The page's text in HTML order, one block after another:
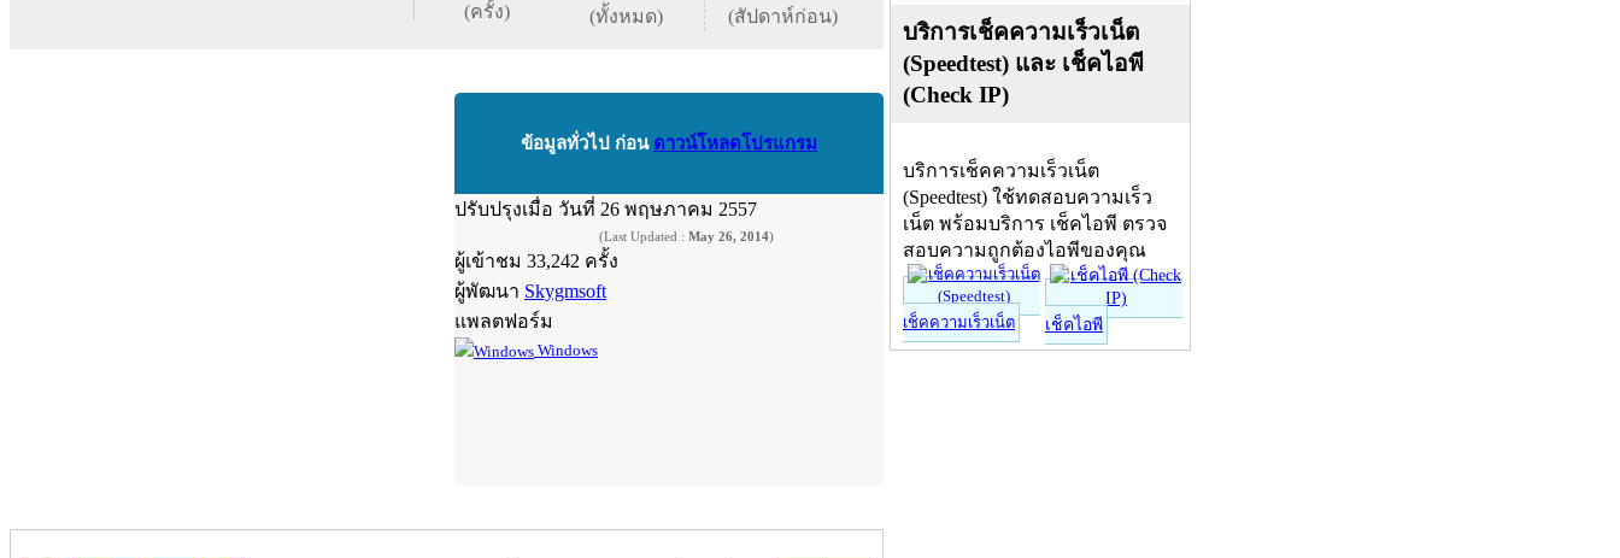
(ครั้ง) (ทั้งหมด) (สัปดาห์ก่อน)
ข้อมูลทั่วไป ก่อน ดาวน์โหลดโปรแกรม
ปรับปรุงเมื่อ วันที่ 26 พฤษภาคม 2557
(Last Updated : May 26, 2014)
ผู้เข้าชม 33,242 ครั้ง
ผู้พัฒนา Skygmsoft
แพลตฟอร์ม
Windows
บริการเช็คความเร็วเน็ต
(Speedtest) และ เช็คไอพี
(Check IP)
บริการเช็คความเร็วเน็ต
(Speedtest) ใช้ทดสอบความเร็ว
เน็ต พร้อมบริการ เช็คไอพี ตรวจ
สอบความถูกต้องไอพีของคุณ
เช็คความเร็วเน็ต เช็คไอพี